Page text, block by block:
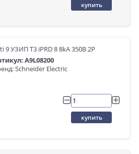
купить
9 УЗИП Т3 iPRD 8 8kA 350В 2P
A9L08200
Schneider Electric
купить